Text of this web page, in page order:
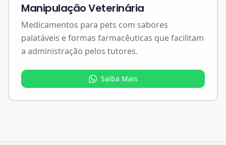
Manipulação Veterinária
Medicamentos para pets com sabores
palatáveis e formas farmacêuticas que facilitam
a administração pelos tutores.
Saiba Mais